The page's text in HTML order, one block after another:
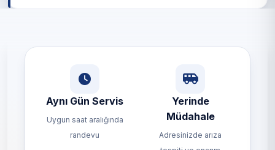
Aynı Gün Servis
Uygun saat aralığında
randevu
Yerinde
Müdahale
Adresinizde arıza